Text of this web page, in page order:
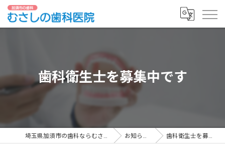
歯科衛生士を募集中です
埼玉県加須市の歯科ならむさしの歯科医院 お知らせ一覧 歯科衛生士を募集中です